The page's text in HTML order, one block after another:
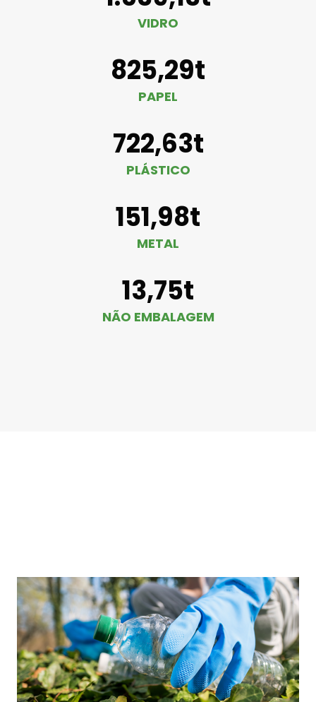
VIDRO
825,29t
PAPEL
722,63t
PLÁSTICO
151,98t
METAL
13,75t
NÃO EMBALAGEM